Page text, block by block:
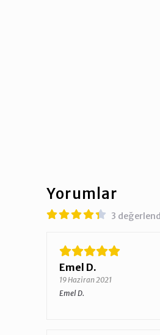
Yorumlar
3
Emel D.
19 Haziran 2021
Emel D.